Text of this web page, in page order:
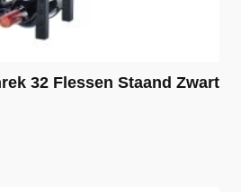
32 Flessen Staand Zwart